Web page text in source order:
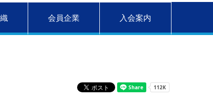
会員企業 入会案内